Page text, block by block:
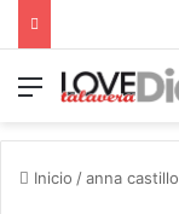
Menú
Inicio /anna castillo